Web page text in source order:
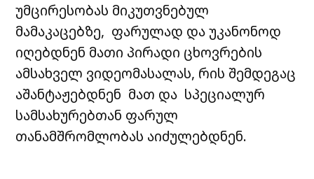
უმცირესობას მიკუთვნებულ
მამაკაცებზე, ფარულად და უკანონოდ
იღებდნენ მათი პირადი ცხოვრების
ამსახველ ვიდეომასალას, რის შემდეგაც
აშანტაჟებდნენ მათ და სპეციალურ
სამსახურებთან ფარულ
თანამშრომლობას აიძულებდნენ.